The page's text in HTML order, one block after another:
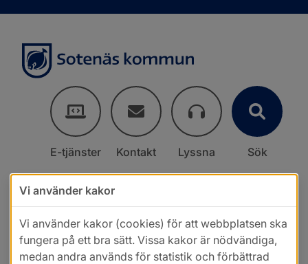
E-tjänster Kontakt Lyssna Sök
Vi använder kakor
Vi använder kakor (cookies) för att webbplatsen ska
fungera på ett bra sätt. Vissa kakor är nödvändiga,
medan andra används för statistik och förbättrad